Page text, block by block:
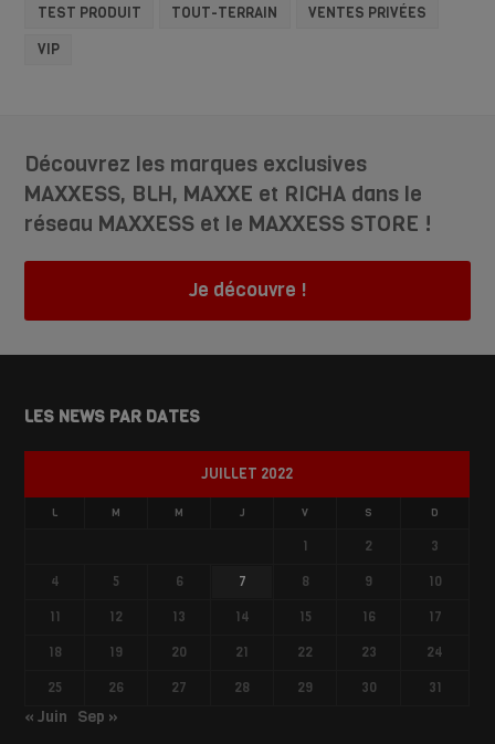
TEST PRODUIT
TOUT-TERRAIN
VENTES PRIVÉES
VIP
Découvrez les marques exclusives
MAXXESS, BLH, MAXXE et RICHA dans le
réseau MAXXESS et le MAXXESS STORE !
Je découvre !
LES NEWS PAR DATES
JUILLET 2022
L M M J V S D
1 2
3
4
5 6 7 8 9
10
11
12 13 14 15 16
17
18
19 20 21 22 23
24
25
26 27 28 29 30 31
« Juin Sep »